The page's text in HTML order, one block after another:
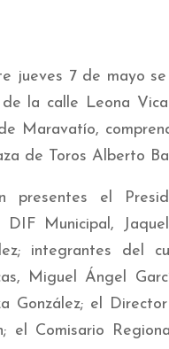
jueves 7 de mayo
la calle Leona
Maravatío,
de Toros Alberto
presentes el
Municipal,
integrantes del
Miguel Ángel
González; el
el Comisario